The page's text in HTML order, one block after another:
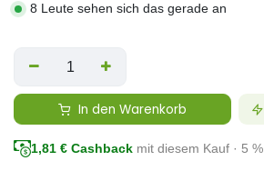
8 Leute sehen sich das gerade an
In den Warenkorb
1,81 € Cashback mit diesem Kauf · 5 %